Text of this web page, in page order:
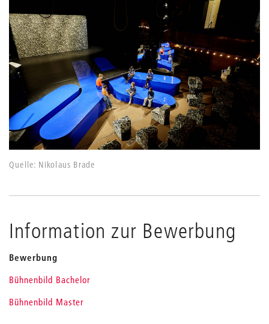
Quelle: Nikolaus Brade
Information zur Bewerbung
Bewerbung
Bühnenbild Bachelor
Bühnenbild Master